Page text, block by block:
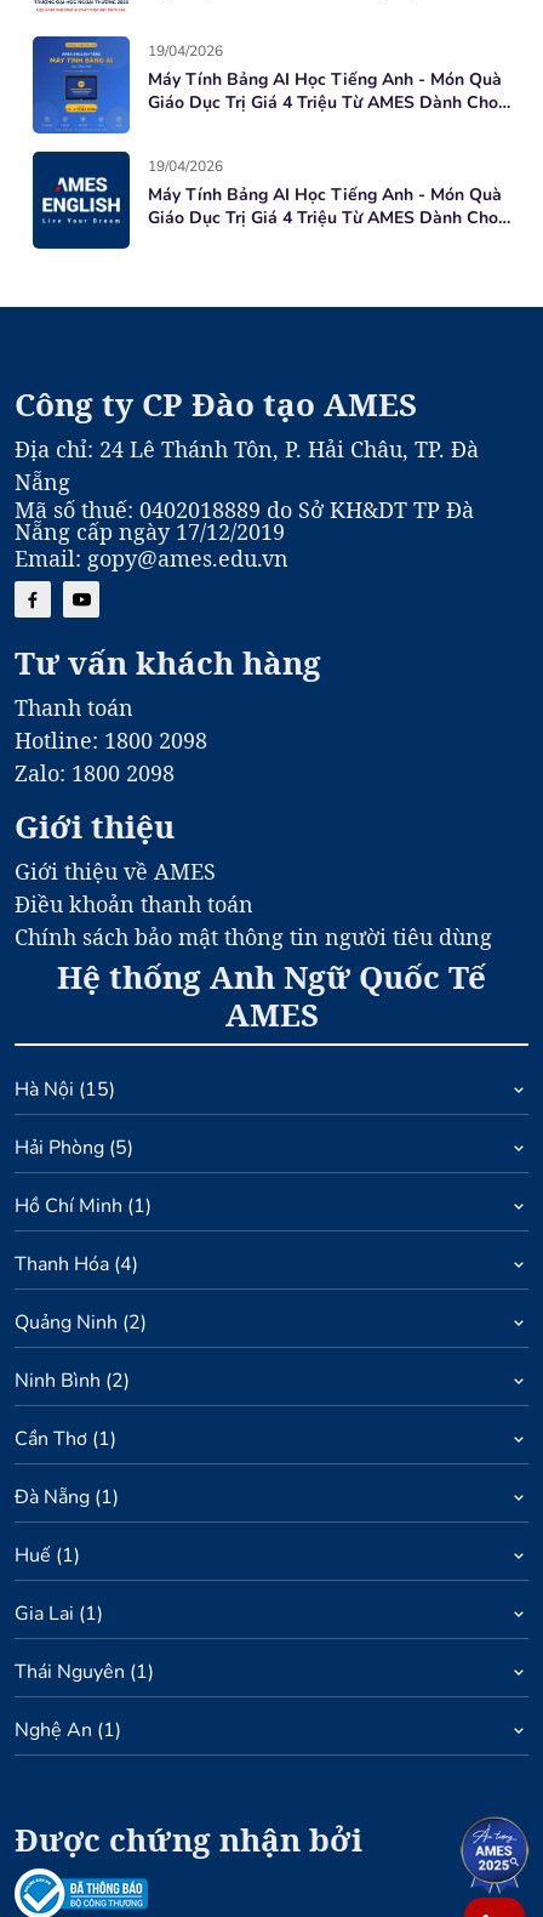
19/04/2026
Máy Tính Bảng AI Học Tiếng Anh - Món Quà
Giáo Dục Trị Giá 4 Triệu Từ AMES Dành Cho
19/04/2026
Máy Tính Bảng AI Học Tiếng Anh - Món Quà
Giáo Dục Trị Giá 4 Triệu Từ AMES Dành Cho
Công ty CP Đào tạo AMES
Địa chỉ: 24 Lê Thánh Tôn, P. Hải Châu, TP. Đà
Nẵng
Mã số thuế: 0402018889 do Sở KH&DT TP Đà
Nẵng cấp ngày 17/12/2019
Email: gopy@ames.edu.vn
Tư vấn khách hàng
Thanh toán
Hotline: 1800 2098
Zalo: 1800 2098
Giới thiệu
Giới thiệu về AMES
Điều khoản thanh toán
Chính sách bảo mật thông tin người tiêu dùng
Hệ thống Anh Ngữ Quốc Tế
AMES
Hà Nội (15)
Hải Phòng (5)
Hồ Chí Minh (1)
Thanh Hóa (4)
Quảng Ninh (2)
Ninh Bình (2)
Cần Thơ (1)
Đà Nẵng (1)
Huế (1)
Gia Lai (1)
Thái Nguyên (1)
Nghệ An (1)
Được chứng nhận bởi